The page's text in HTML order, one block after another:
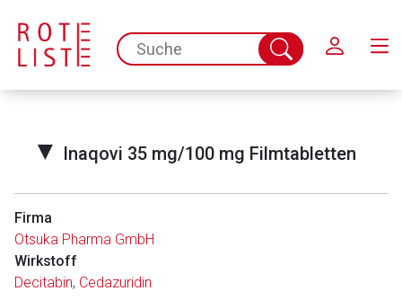
spc.search.input.placeholder
Suche
abschicken
▼ Inaqovi 35 mg/100 mg Filmtabletten
Firma
Otsuka Pharma GmbH
Wirkstoff
Decitabin, Cedazuridin